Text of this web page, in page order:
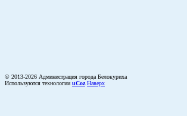
© 2013-2026 Администрация города Белокуриха
Используются технологии uCoz Наверх